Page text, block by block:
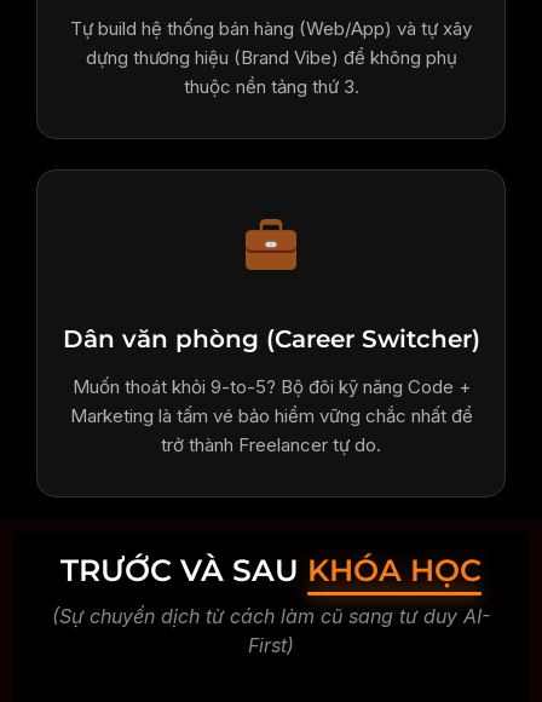
Tự build hệ thống bán hàng (Web/App) và tự xây
dựng thương hiệu (Brand Vibe) để không phụ
thuộc nền tảng thứ 3.
Dân văn phòng (Career Switcher)
Muốn thoát khỏi 9-to-5? Bộ đôi kỹ năng Code +
Marketing là tấm vé bảo hiểm vững chắc nhất để
trở thành Freelancer tự do.
TRƯỚC VÀ SAU KHÓA HỌC
(Sự chuyển dịch từ cách làm cũ sang tư duy AI-
First)